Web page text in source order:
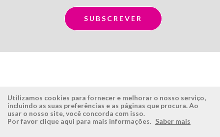
ÉSISTEMAS ÁREA RESERVADA
Utilizamos cookies para fornecer e melhorar o nosso serviço,
incluindo as suas preferências e as páginas que procura. Ao
usar o nosso site, você concorda com isso.
Por favor clique aqui para mais informações. Saber mais